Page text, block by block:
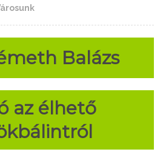
Balázs
az élhető